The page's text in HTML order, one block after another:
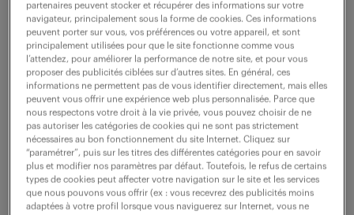
ne ratez aucune
opportunité.
recevez chaque semaine par mail les offres qui
correspondent à votre dernière recherche.
créer une alerte
partenaires peuvent stocker et récupérer des informations sur votre
navigateur, principalement sous la forme de cookies. Ces informations
peuvent porter sur vous, vos préférences ou votre appareil, et sont
principalement utilisées pour que le site fonctionne comme vous
l’attendez, pour améliorer la performance de notre site, et pour vous
proposer des publicités ciblées sur d’autres sites. En général, ces
informations ne permettent pas de vous identifier directement, mais elles
peuvent vous offrir une expérience web plus personnalisée. Parce que
nous respectons votre droit à la vie privée, vous pouvez choisir de ne
pas autoriser les catégories de cookies qui ne sont pas strictement
nécessaires au bon fonctionnement du site Internet. Cliquez sur
“paramétrer”, puis sur les titres des différentes catégories pour en savoir
plus et modifier nos paramètres par défaut. Toutefois, le refus de certains
types de cookies peut affecter votre navigation sur le site et les services
que nous pouvons vous offrir (ex : vous recevrez des publicités moins
adaptées à votre profil lorsque vous naviguerez sur Internet, vous ne